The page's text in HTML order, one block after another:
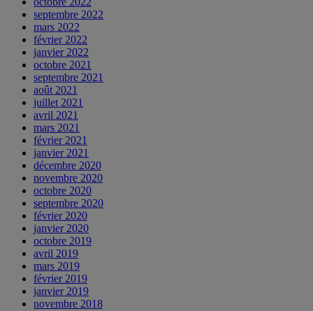
septembre 2022
mars 2022
février 2022
janvier 2022
octobre 2021
septembre 2021
août 2021
juillet 2021
avril 2021
mars 2021
février 2021
janvier 2021
décembre 2020
novembre 2020
octobre 2020
septembre 2020
février 2020
janvier 2020
octobre 2019
avril 2019
mars 2019
février 2019
janvier 2019
novembre 2018